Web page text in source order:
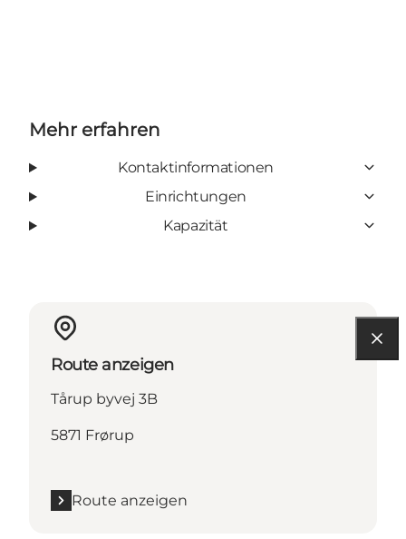
Mehr erfahren
Kontaktinformationen
Einrichtungen
Kapazität
Route anzeigen
Tårup byvej 3B
5871 Frørup
Route anzeigen